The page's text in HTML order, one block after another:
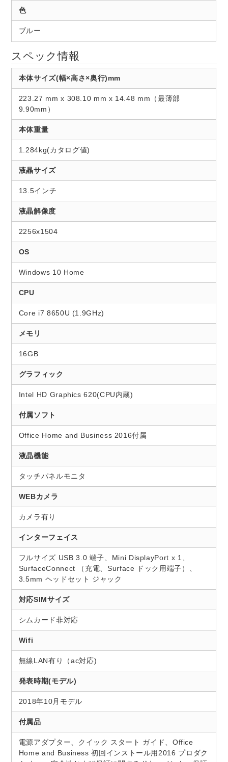
色
ブルー
スペック情報
本体サイズ(幅×高さ×奥行)mm
223.27 mm x 308.10 mm x 14.48 mm（最薄部
9.90mm）
本体重量
1.284kg(カタログ値)
液晶サイズ
13.5インチ
液晶解像度
2256x1504
OS
Windows 10 Home
CPU
Core i7 8650U (1.9GHz)
メモリ
16GB
グラフィック
Intel HD Graphics 620(CPU内蔵)
付属ソフト
Office Home and Business 2016付属
液晶機能
タッチパネルモニタ
WEBカメラ
カメラ有り
インターフェイス
フルサイズ USB 3.0 端子、Mini DisplayPort x 1、
SurfaceConnect （充電、Surface ドック用端子）、
3.5mm ヘッドセット ジャック
対応SIMサイズ
シムカード非対応
Wifi
無線LAN有り（ac対応)
発表時期(モデル)
2018年10月モデル
付属品
電源アダプター、クイック スタート ガイド、Office
Home and Business 初回インストール用2016 プロダク